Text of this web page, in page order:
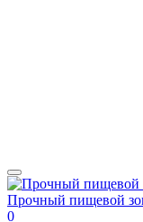
Прочный пищевой
0